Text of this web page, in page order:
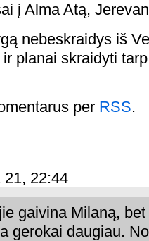
į Alma Atą,
nebeskraidys iš
planai skraidyti
per RSS.
21, 22:44
gaivina Milaną,
gerokai daugiau.